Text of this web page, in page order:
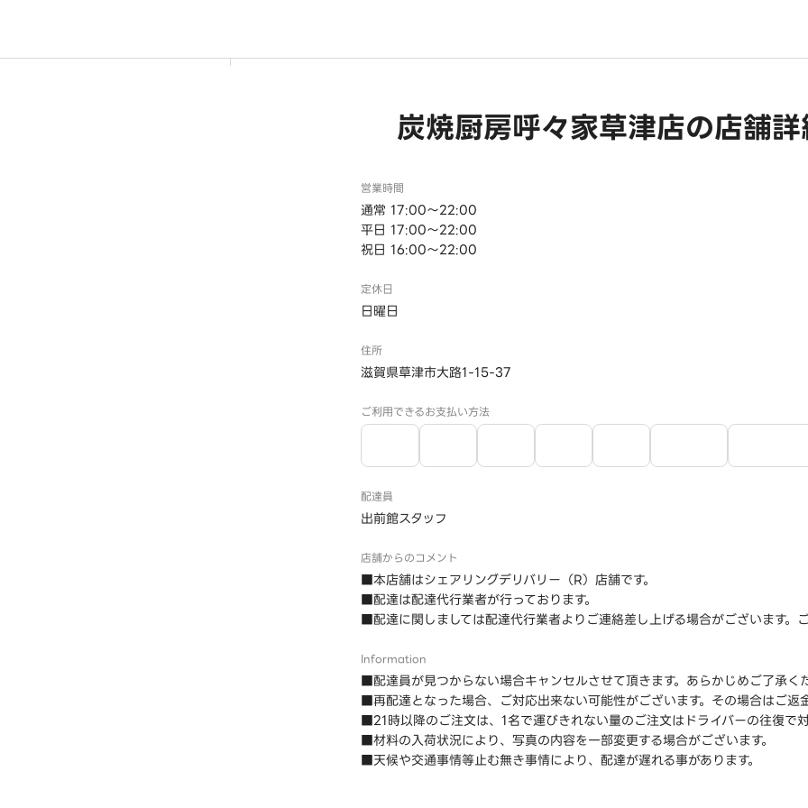
炭焼厨房呼々家草津店の店舗
営業時間
通常 17:00～22:00
平日 17:00～22:00
祝日 16:00～22:00
定休日
日曜日
住所
滋賀県草津市大路1-15-37
ご利用できるお支払い方法
配達員
出前館スタッフ
店舗からのコメント
■本店舗はシェアリングデリバリー（R）店舗です。
■配達は配達代行業者が行っております。
■配達に関しましては配達代行業者よりご連絡差し上げる場合がございます。
Information
■配達員が見つからない場合キャンセルさせて頂きます。あらかじめご了承く
■再配達となった場合、ご対応出来ない可能性がございます。その場合はご返
■21時以降のご注文は、1名で運びきれない量のご注文はドライバーの往復で
■材料の入荷状況により、写真の内容を一部変更する場合がございます。
■天候や交通事情等止む無き事情により、配達が遅れる事があります。